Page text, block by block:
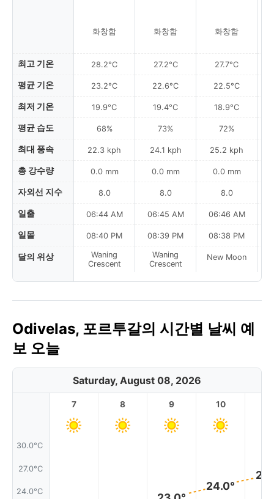
최고 기온
평균 기온
최저 기온
평균 습도
최대 풍속
총 강수량
자외선 지수
일출
일몰
달의 위상
화창함
28.2°C
23.2°C
19.9°C
68%
22.3 kph
0.0 mm
8.0
06:44 AM
08:40 PM
Waning
Crescent
화창함
27.2°C
22.6°C
19.4°C
73%
24.1 kph
0.0 mm
8.0
06:45 AM
08:39 PM
Waning
Crescent
화창함
27.7°C
22.5°C
18.9°C
72%
25.2 kph
0.0 mm
8.0
06:46 AM
08:38 PM
New Moon
Odivelas, 포르투갈의 시간별 날씨 예
보 오늘
Saturday, August 08, 2026
30.0°C
27.0°C
24.0°C
7 8 9 10
24.0°